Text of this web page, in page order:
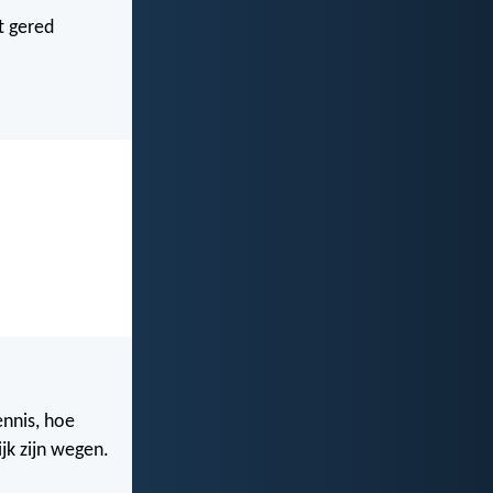
gered
hoe
zijn wegen.